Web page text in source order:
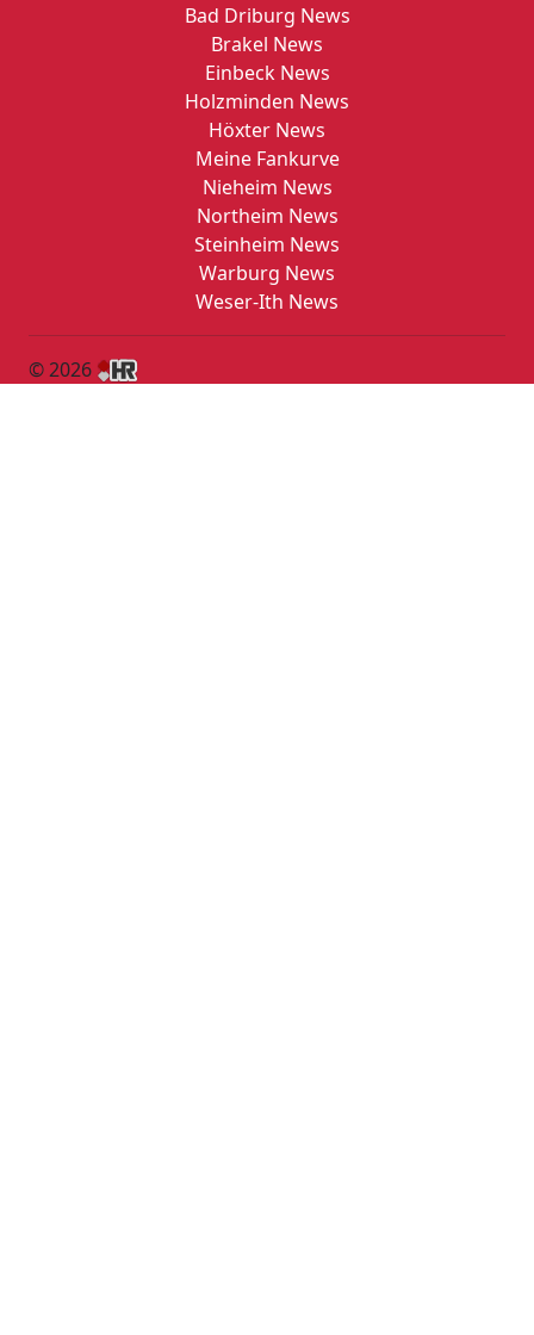
Bad Driburg News
Brakel News
Einbeck News
Holzminden News
Höxter News
Meine Fankurve
Nieheim News
Northeim News
Steinheim News
Warburg News
Weser-Ith News
© 2026